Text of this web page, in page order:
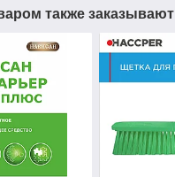
также заказывают